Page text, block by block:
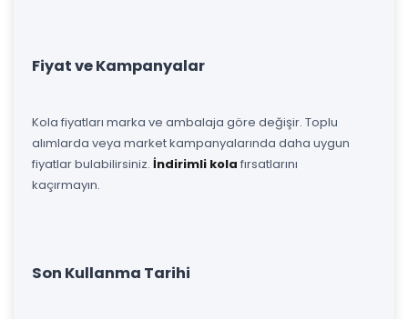
Fiyat ve Kampanyalar
Kola fiyatları marka ve ambalaja göre değişir. Toplu
alımlarda veya market kampanyalarında daha uygun
fiyatlar bulabilirsiniz. İndirimli kola fırsatlarını
kaçırmayın.
Son Kullanma Tarihi